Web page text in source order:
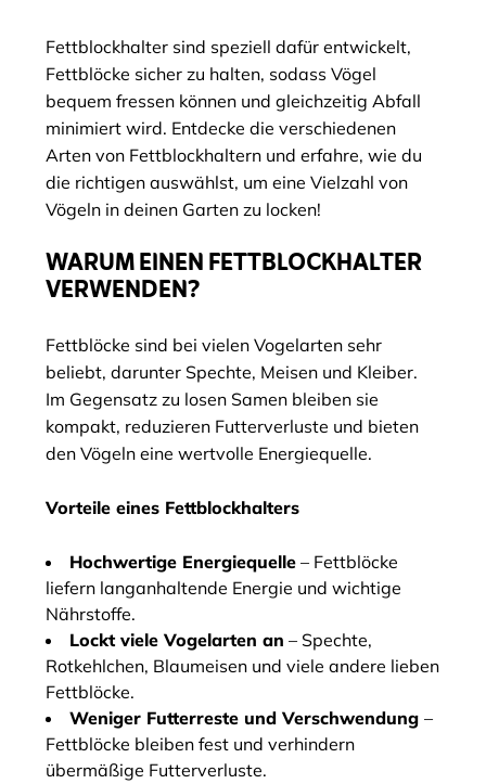
Fettblockhalter sind speziell dafür entwickelt,
Fettblöcke sicher zu halten, sodass Vögel
bequem fressen können und gleichzeitig Abfall
minimiert wird. Entdecke die verschiedenen
Arten von Fettblockhaltern und erfahre, wie du
die richtigen auswählst, um eine Vielzahl von
Vögeln in deinen Garten zu locken!
WARUM EINEN FETTBLOCKHALTER
VERWENDEN?
Fettblöcke sind bei vielen Vogelarten sehr
beliebt, darunter Spechte, Meisen und Kleiber.
Im Gegensatz zu losen Samen bleiben sie
kompakt, reduzieren Futterverluste und bieten
den Vögeln eine wertvolle Energiequelle.
Vorteile eines Fettblockhalters
Hochwertige Energiequelle – Fettblöcke
liefern langanhaltende Energie und wichtige
Nährstoffe.
Lockt viele Vogelarten an – Spechte,
Rotkehlchen, Blaumeisen und viele andere lieben
Fettblöcke.
Weniger Futterreste und Verschwendung –
Fettblöcke bleiben fest und verhindern
übermäßige Futterverluste.